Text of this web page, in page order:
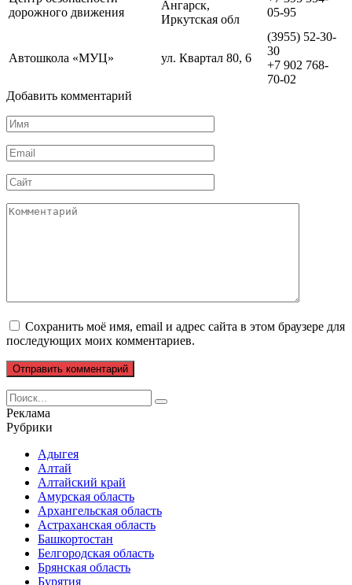
дорожного движения
Ангарск,
Иркутская обл
05-95
Автошкола «МУЦ» ул. Квартал 80, 6
(3955) 52-30-
30
+7 902 768-
70-02
Добавить комментарий
Имя
*
Email
*
Сайт
Комментарий
Сохранить моё имя, email и адрес сайта в этом браузере для
последующих моих комментариев.
Search
for:
Реклама
Рубрики
Адыгея
Алтай
Алтайский край
Амурская область
Архангельская область
Астраханская область
Башкортостан
Белгородская область
Брянская область
Бурятия